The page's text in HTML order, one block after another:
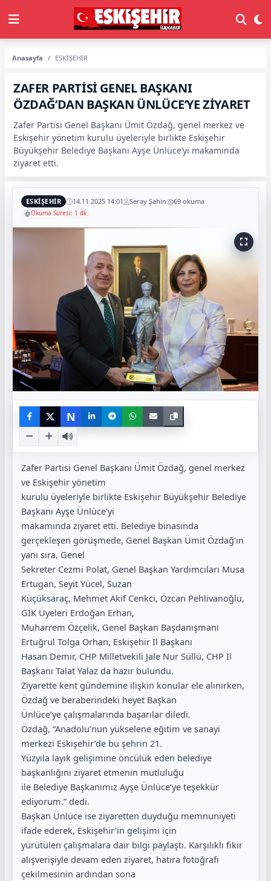
Anasayfa ESKİŞEHİR
ZAFER PARTİSİ GENEL BAŞKANI
ÖZDAĞ’DAN BAŞKAN ÜNLÜCE’YE ZİYARET
Zafer Partisi Genel Başkanı Ümit Özdağ, genel merkez ve
Eskişehir yönetim kurulu üyeleriyle birlikte Eskişehir
Büyükşehir Belediye Başkanı Ayşe Ünlüce’yi makamında
ziyaret etti.
ESKİŞEHİR 14.11.2025 14:01 Seray Şahin 69 okuma
Okuma Süresi: 1 dk
N
Zafer Partisi Genel Başkanı Ümit Özdağ, genel merkez
ve Eskişehir yönetim
kurulu üyeleriyle birlikte Eskişehir Büyükşehir Belediye
Başkanı Ayşe Ünlüce’yi
makamında ziyaret etti. Belediye binasında
gerçekleşen görüşmede, Genel Başkan Ümit Özdağ’ın
yanı sıra, Genel
Sekreter Cezmi Polat, Genel Başkan Yardımcıları Musa
Ertugan, Seyit Yücel, Suzan
Küçüksaraç, Mehmet Akif Cenkci, Özcan Pehlivanoğlu,
GİK Üyeleri Erdoğan Erhan,
Muharrem Özçelik, Genel Başkan Başdanışmanı
Ertuğrul Tolga Orhan, Eskişehir İl Başkanı
Hasan Demir, CHP Milletvekili Jale Nur Süllü, CHP İl
Başkanı Talat Yalaz da hazır bulundu.
Ziyarette kent gündemine ilişkin konular ele alınırken,
Özdağ ve beraberindeki heyet Başkan
Ünlüce’ye çalışmalarında başarılar diledi.
Özdağ, “Anadolu’nun yükselene eğitim ve sanayi
merkezi Eskişehir’de bu şehrin 21.
Yüzyıla layık gelişimine öncülük eden belediye
başkanlığını ziyaret etmenin mutluluğu
ile Belediye Başkanımız Ayşe Ünlüce’ye teşekkür
ediyorum.” dedi.
Başkan Ünlüce ise ziyaretten duyduğu memnuniyeti
ifade ederek, Eskişehir’in gelişimi için
yürütülen çalışmalara dair bilgi paylaştı. Karşılıklı fikir
alışverişiyle devam eden ziyaret, hatıra fotoğrafı
çekilmesinin ardından sona